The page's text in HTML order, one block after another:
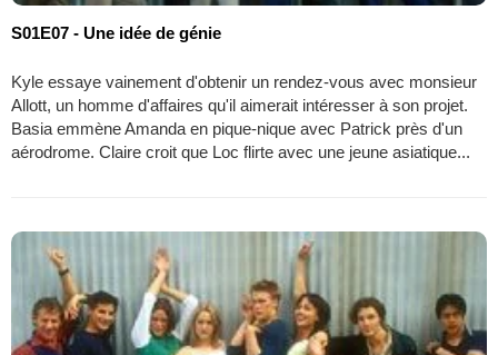
S01E07 - Une idée de génie
Kyle essaye vainement d'obtenir un rendez-vous avec monsieur
Allott, un homme d'affaires qu'il aimerait intéresser à son projet.
Basia emmène Amanda en pique-nique avec Patrick près d'un
aérodrome. Claire croit que Loc flirte avec une jeune asiatique...